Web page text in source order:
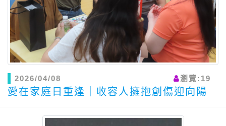
2026/04/08 瀏覽:19
愛在家庭日重逢｜收容人擁抱創傷迎向陽